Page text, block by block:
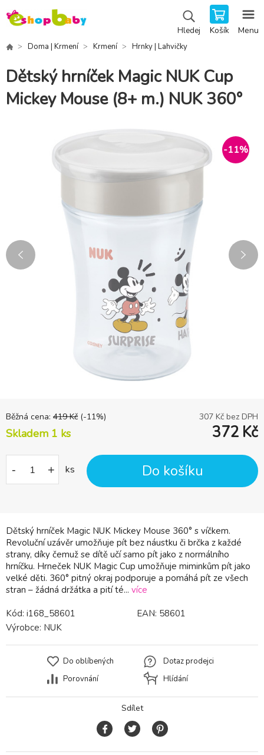
Hledej Košík Menu
Doma | Krmení Krmení Hrnky | Lahvičky
Dětský hrníček Magic NUK Cup
Mickey Mouse (8+ m.) NUK 360°
-11%
Dětský hrníček Magic NUK Mickey Mouse 360° s víčkem.
Revoluční uzávěr umožňuje pít bez náustku či brčka z každé
strany, díky čemuž se dítě učí samo pít jako z normálního
hrníčku. Hrneček NUK Magic Cup umožňuje miminkům pít jako
velké děti. 360° pitný okraj podporuje a pomáhá pít ze všech
stran – žádná držátka a pití té... více
Běžná cena: 419 Kč (-11%) 307 Kč bez DPH
Skladem 1 ks 372 Kč
- + ks Do košíku
Kód: i168_58601 EAN: 58601
Výrobce: NUK
Do oblíbených
Porovnání
Dotaz prodejci
Hlídání
Sdílet